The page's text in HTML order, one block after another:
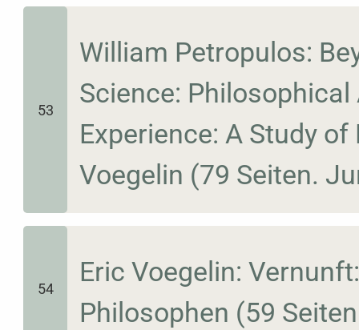
53
William Petropulos:
Science:
Experience: A Study
Voegelin (79 Seiten.
54
Eric Voegelin:
Philosophen (59